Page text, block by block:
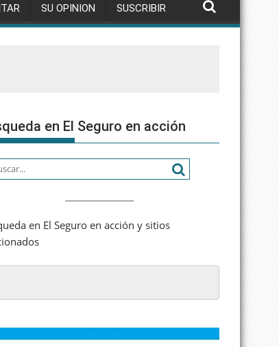
SU OPINION SUSCRIBIR
en El Seguro en acción
en El Seguro en acción y sitios